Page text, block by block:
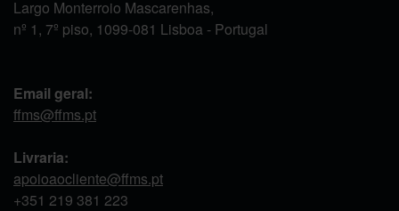
Largo Monterroio Mascarenhas,
nº 1, 7º piso, 1099-081 Lisboa - Portugal
Email geral:
ffms@ffms.pt
Livraria:
apoioaocliente@ffms.pt
+351 219 381 223